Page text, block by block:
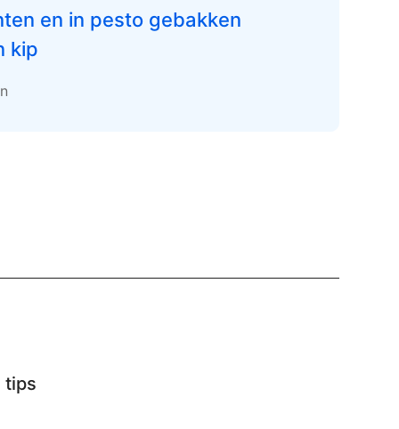
en in pesto gebakken
kip
tips